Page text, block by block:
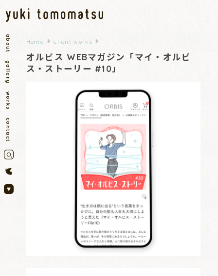
about
gallery
works
contact
Home client works
オルビス WEBマガジン「マイ・オルビ
ス・ストーリー #10」